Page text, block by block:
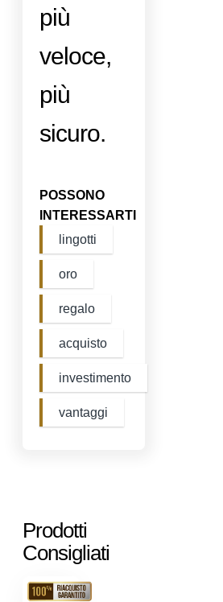
più
veloce,
più
sicuro.
POSSONO
INTERESSARTI
lingotti
oro
regalo
acquisto
investimento
vantaggi
Prodotti
Consigliati
RIACQUISTO